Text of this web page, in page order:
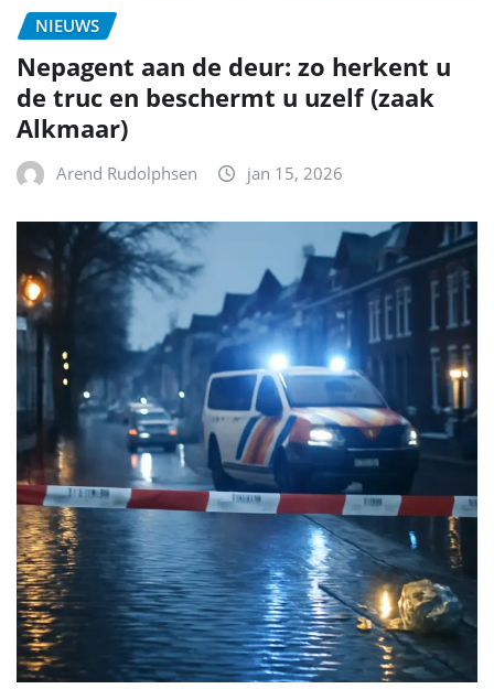
NIEUWS
Nepagent aan de deur: zo herkent u
de truc en beschermt u uzelf (zaak
Alkmaar)
Arend Rudolphsen jan 15, 2026